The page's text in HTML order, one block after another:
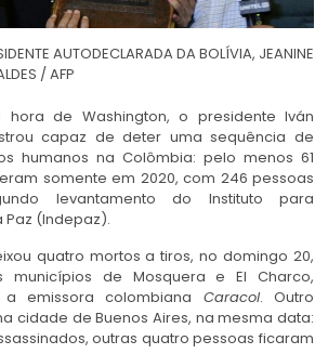
AUTODECLARADA DA BOLÍVIA, JEANINE
/ AFP
de Washington, o presidente Iván
capaz de deter uma sequência de
humanos na Colômbia: pelo menos 61
somente em 2020, com 246 pessoas
levantamento do Instituto para
Paz (Indepaz).
quatro mortos a tiros, no domingo 20,
de Mosquera e El Charco,
emissora colombiana Caracol. Outro
cidade de Buenos Aires, na mesma data:
outras quatro pessoas ficaram